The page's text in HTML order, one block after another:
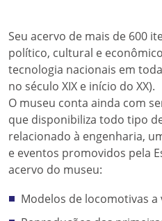
Seu acervo de mais de 600
político, cultural e
tecnologia nacionais em
no século XIX e início do XX).
O museu conta ainda com
que disponibiliza todo tipo
relacionado à engenharia,
e eventos promovidos pela
acervo do museu:
Modelos de locomotivas a